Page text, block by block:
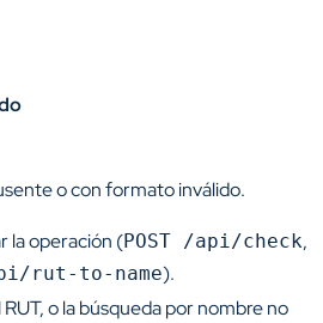
o con formato inválido.
la operación (POST /api/check,
rut-to-name).
o la búsqueda por nombre no